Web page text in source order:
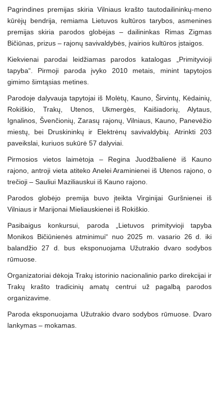
Pagrindines premijas skiria Vilniaus krašto tautodailininkų-meno
kūrėjų bendrija, remiama Lietuvos kultūros tarybos, asmenines
premijas skiria parodos globėjas – dailininkas Rimas Zigmas
Bičiūnas, prizus – rajonų savivaldybės, įvairios kultūros įstaigos.
Kiekvienai parodai leidžiamas parodos katalogas „Primityvioji
tapyba“. Pirmoji paroda įvyko 2010 metais, minint tapytojos
gimimo šimtąsias metines.
Parodoje dalyvauja tapytojai iš Molėtų, Kauno, Širvintų, Kėdainių,
Rokiškio, Trakų, Utenos, Ukmergės, Kaišiadorių, Alytaus,
Ignalinos, Švenčionių, Zarasų rajonų, Vilniaus, Kauno, Panevėžio
miestų, bei Druskininkų ir Elektrėnų savivaldybių. Atrinkti 203
paveikslai, kuriuos sukūrė 57 dalyviai.
Pirmosios vietos laimėtoja – Regina Juodžbalienė iš Kauno
rajono, antroji vieta atiteko Anelei Araminienei iš Utenos rajono, o
trečioji – Sauliui Maziliauskui iš Kauno rajono.
Parodos globėjo premija buvo įteikta Virginijai Guršnienei iš
Vilniaus ir Marijonai Mieliauskienei iš Rokiškio.
Pasibaigus konkursui, paroda „Lietuvos primityvioji tapyba
Monikos Bičiūnienės atminimui“ nuo 2025 m. vasario 26 d. iki
balandžio 27 d. bus eksponuojama Užutrakio dvaro sodybos
rūmuose.
Organizatoriai dėkoja Trakų istorinio nacionalinio parko direkcijai ir
Trakų krašto tradicinių amatų centrui už pagalbą parodos
organizavime.
Paroda eksponuojama Užutrakio dvaro sodybos rūmuose. Dvaro
lankymas – mokamas.